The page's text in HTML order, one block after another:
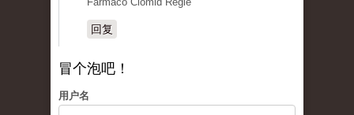
回复
冒个泡吧！
用户名